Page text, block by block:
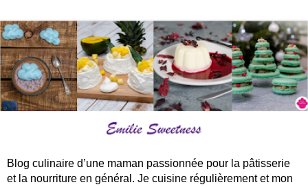
Blog culinaire d’une maman passionnée pour la pâtisserie
et la nourriture en général. Je cuisine régulièrement et mon